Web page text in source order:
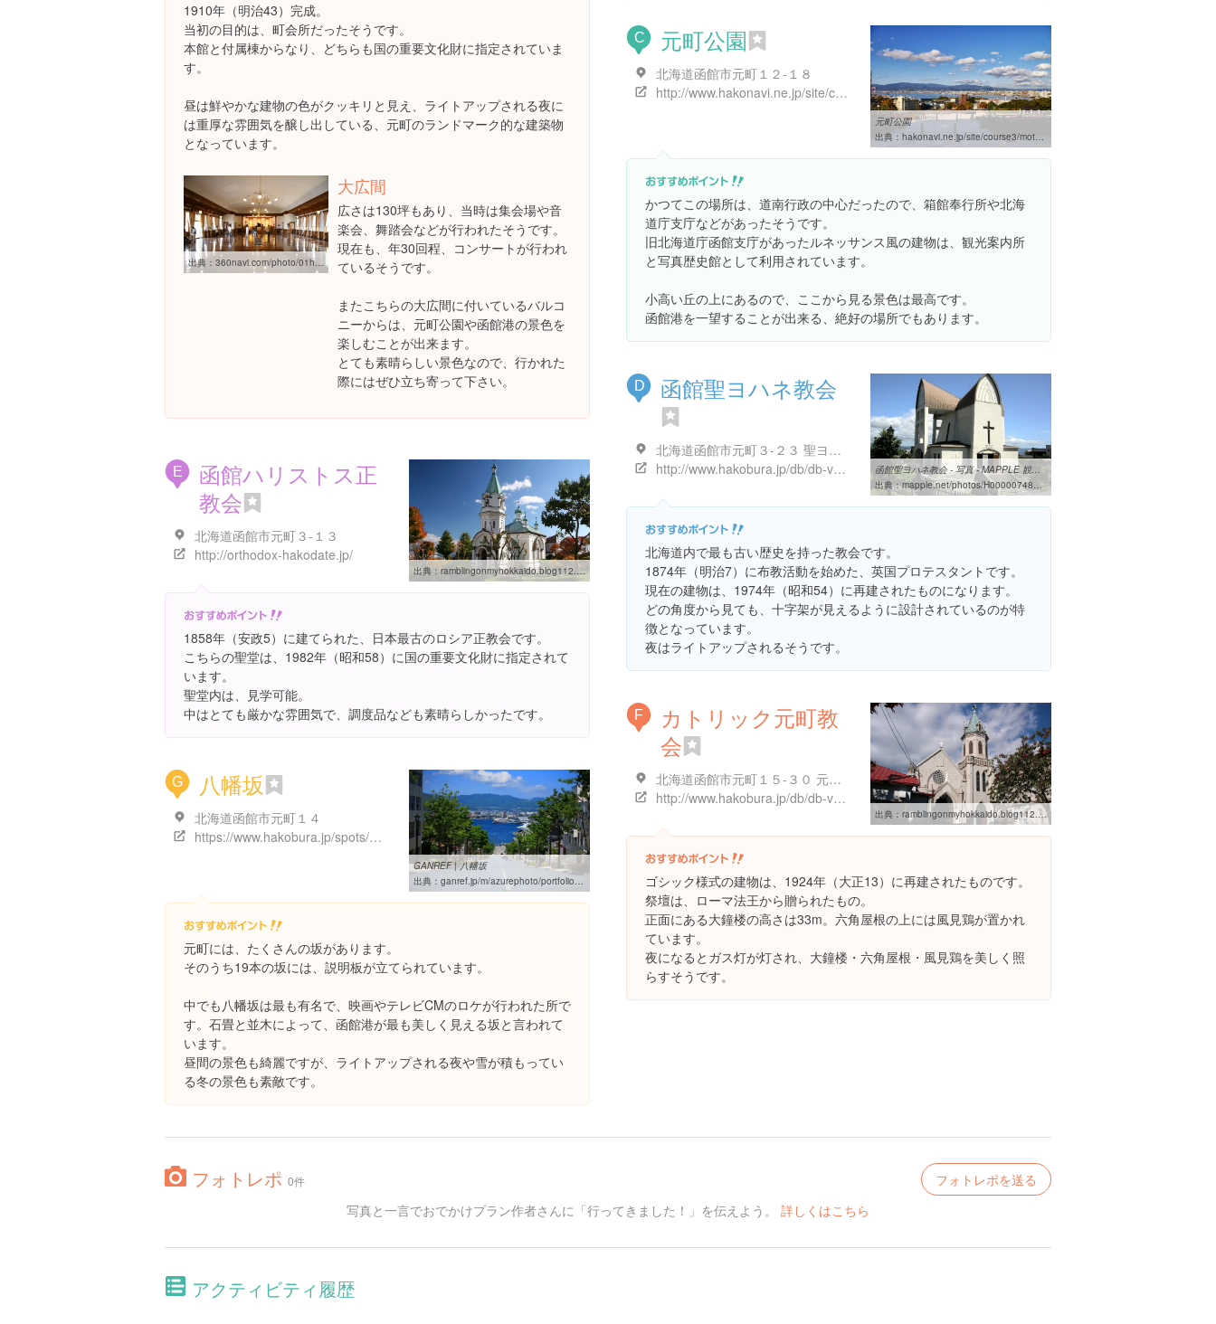
1910年（明治43）完成。
当初の目的は、町会所だったそうです。
本館と付属棟からなり、どちらも国の重要文化財に指定されていま
す。
昼は鮮やかな建物の色がクッキリと見え、ライトアップされる夜に
は重厚な雰囲気を醸し出している、元町のランドマーク的な建築物
となっています。
出典： 360navi.com/photo/01hokaido/04hakodate/05koukaido/10page.htm
大広間
広さは130坪もあり、当時は集会場や音
楽会、舞踏会などが行われたそうです。
現在も、年30回程、コンサートが行われ
ているそうです。
またこちらの大広間に付いているバルコ
ニーからは、元町公園や函館港の景色を
楽しむことが出来ます。
とても素晴らしい景色なので、行かれた
際にはぜひ立ち寄って下さい。
C 元町公園
北海道函館市元町１２-１８
http://www.hakonavi.ne.jp/site/course3/motomachi.html
元町公園
出典： hakonavi.ne.jp/site/course3/motomachi.html
かつてこの場所は、道南行政の中心だったので、箱館奉行所や北海
道庁支庁などがあったそうです。
旧北海道庁函館支庁があったルネッサンス風の建物は、観光案内所
と写真歴史館として利用されています。
小高い丘の上にあるので、ここから見る景色は最高です。
函館港を一望することが出来る、絶好の場所でもあります。
D 函館聖ヨハネ教会
北海道函館市元町３-２３ 聖ヨハネ教会
http://www.hakobura.jp/db/db-view/2011/04/post-75.html
函館聖ヨハネ教会 - 写真 - MAPPLE 観光ガイド
出典：mapple.net/photos/H0000074808.htm
北海道内で最も古い歴史を持った教会です。
1874年（明治7）に布教活動を始めた、英国プロテスタントです。
現在の建物は、1974年（昭和54）に再建されたものになります。
どの角度から見ても、十字架が見えるように設計されているのが特
徴となっています。
夜はライトアップされるそうです。
E
函館ハリストス正
教会
北海道函館市元町３-１３
http://orthodox-hakodate.jp/
出典：ramblingonmyhokkaido.blog112.fc2.com/blog-entry-152.html
1858年（安政5）に建てられた、日本最古のロシア正教会です。
こちらの聖堂は、1982年（昭和58）に国の重要文化財に指定されて
います。
聖堂内は、見学可能。
中はとても厳かな雰囲気で、調度品なども素晴らしかったです。
F
カトリック元町教
会
北海道函館市元町１５-３０ 元町教会
http://www.hakobura.jp/db/db-view/2011/04/post-60.html
出典： ramblingonmyhokkaido.blog112.fc2.com/blog-entry-153.html
ゴシック様式の建物は、1924年（大正13）に再建されたものです。
祭壇は、ローマ法王から贈られたもの。
正面にある大鐘楼の高さは33m。六角屋根の上には風見鶏が置かれ
ています。
夜になるとガス灯が灯され、大鐘楼・六角屋根・風見鶏を美しく照
らすそうです。
G 八幡坂
北海道函館市元町１４
https://www.hakobura.jp/spots/478
GANREF | 八幡坂
出典： ganref.jp/m/azurephoto/portfolios/photo_detail/ae6f860d290784e03c9d40509880b24f
元町には、たくさんの坂があります。
そのうち19本の坂には、説明板が立てられています。
中でも八幡坂は最も有名で、映画やテレビCMのロケが行われた所で
す。石畳と並木によって、函館港が最も美しく見える坂と言われて
います。
昼間の景色も綺麗ですが、ライトアップされる夜や雪が積もってい
る冬の景色も素敵です。
フォトレポ 0件
フォトレポを送る
写真と一言でおでかけプラン作者さんに「行ってきました！」を伝えよう。 詳しくはこちら
アクティビティ履歴